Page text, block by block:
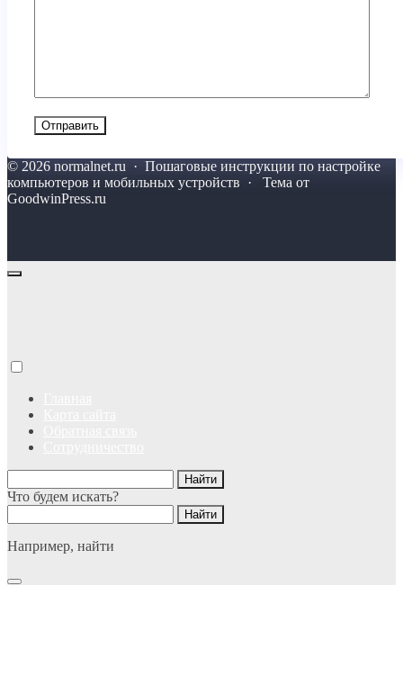
© 2026 normalnet.ru · Пошаговые инструкции по настройке
компьютеров и мобильных устройств · Тема от
GoodwinPress.ru
Что будем искать?
Например, найти